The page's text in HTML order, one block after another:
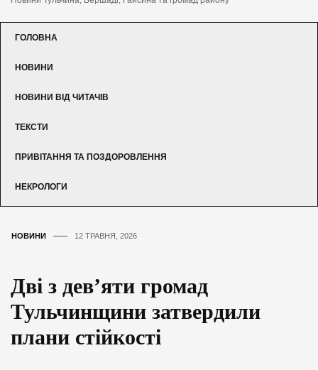
ГОЛОВНА
НОВИНИ
НОВИНИ ВІД ЧИТАЧІВ
ТЕКСТИ
ПРИВІТАННЯ ТА ПОЗДОРОВЛЕННЯ
НЕКРОЛОГИ
НОВИНИ 12 ТРАВНЯ, 2026
Дві з дев’яти громад
Тульчинщини затвердили
плани стійкості